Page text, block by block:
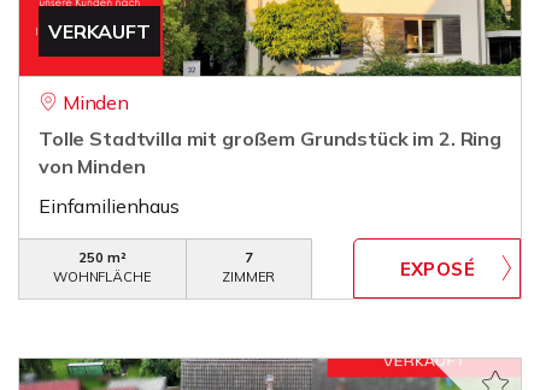
VERKAUFT
Minden
Tolle Stadtvilla mit großem Grundstück im 2. Ring
von Minden
Einfamilienhaus
250 m²
WOHNFLÄCHE
7
ZIMMER